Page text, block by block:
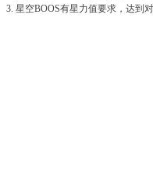
3. 星空BOOS有星力值要求，达到